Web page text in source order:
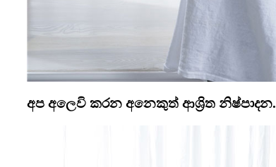
අප අලෙවි කරන අනෙකුත් ආශ්‍රිත නිෂ්පාදන.